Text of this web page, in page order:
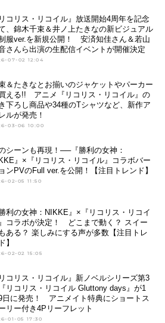
リコリス・リコイル』放送開始4周年を記念
、錦木千束＆井ノ上たきなの新ビジュアル
服ver.を新規公開！ 安済知佳さん＆若山
さんら出演の生配信イベントが開催決定
07-02 12:04
＆たきなとお揃いのジャケットやパーカー
える!! アニメ『リコリス・リコイル』の
下ろし商品や34種のTシャツなど、新作ア
ルが発売！
03-06 10:00
シーンも再現！──『勝利の女神：
』×『リコリス・リコイル』コラボバー
ンPVのFull ver.を公開！【注目トレンド】
02-05 11:50
勝利の女神：NIKKE』×『リコリス・リコイ
コラボが決定！ どこまで動く？ スイー
ある？ 楽しみにする声が多数【注目トレ
】
02-02 15:05
リコリス・リコイル』新ノベルシリーズ第3
リコリス・リコイル Gluttony days』が1
日に発売！ アニメイト特典にショートス
リー付き4Pリーフレット
01-05 17:30